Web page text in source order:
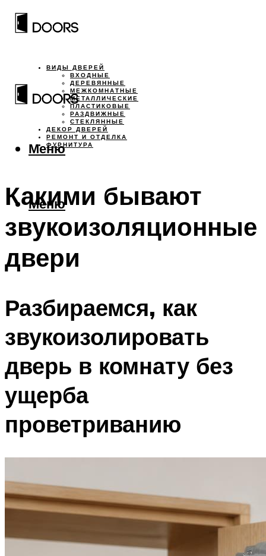
ВИДЫ ДВЕРЕЙ
ВХОДНЫЕ
ДЕРЕВЯННЫЕ
МЕЖКОМНАТНЫЕ
МЕТАЛЛИЧЕСКИЕ
ПЛАСТИКОВЫЕ
РАЗДВИЖНЫЕ
СТЕКЛЯННЫЕ
ДЕКОР ДВЕРЕЙ
РЕМОНТ И ОТДЕЛКА
ФУРНИТУРА
Меню
Меню
Какими бывают
звукоизоляционные
двери
Разбираемся, как
звукоизолировать
дверь в комнату без
ущерба
проветриванию